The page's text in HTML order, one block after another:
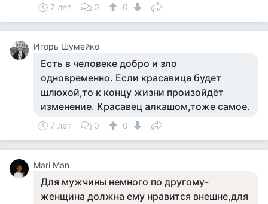
7 лет 0 0
Игорь Шумейко
Есть в человеке добро и зло
одновременно. Если красавица будет
шлюхой,то к концу жизни произойдёт
изменение. Красавец алкашом,тоже самое.
7 лет 0 0
Mari Man
Для мужчины немного по другому-
женщина должна ему нравится внешне,для